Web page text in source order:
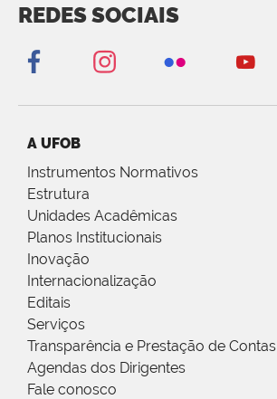
REDES SOCIAIS
A UFOB
Instrumentos Normativos
Estrutura
Unidades Acadêmicas
Planos Institucionais
Inovação
Internacionalização
Editais
Serviços
Transparência e Prestação de Contas
Agendas dos Dirigentes
Fale conosco